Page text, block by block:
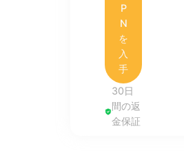
P
N
を
入
手
30日
間の返
金保証